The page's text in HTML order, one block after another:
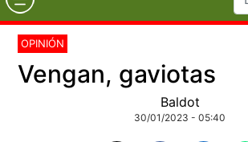
OPINIÓN
Vengan, gaviotas
Baldot
30/01/2023 - 05:40